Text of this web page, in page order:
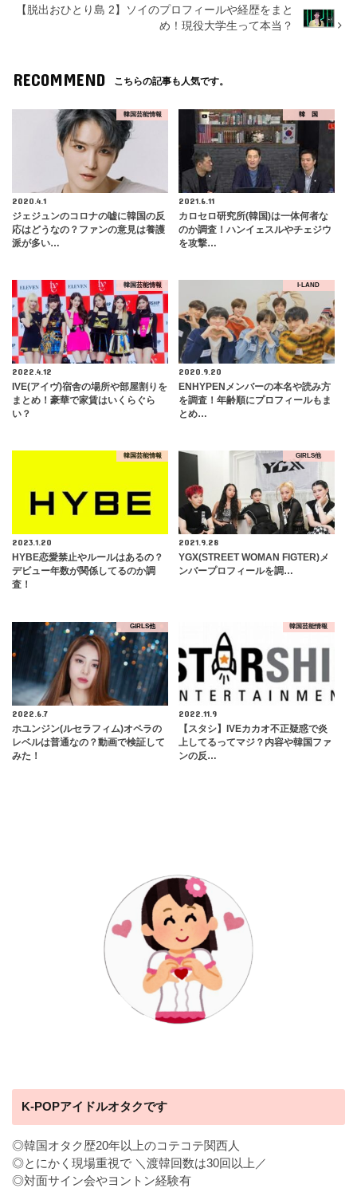
【脱出おひとり島 2】ソイのプロフィールや経歴をまと
め！現役大学生って本当？
RECOMMEND こちらの記事も人気です。
韓国芸能情報
2020.4.1
ジェジュンのコロナの嘘に韓国の反
応はどうなの？ファンの意見は養護
派が多い…
韓 国
2021.6.11
カロセロ研究所(韓国)は一体何者な
のか調査！ハンイェスルやチェジウ
を攻撃…
韓国芸能情報
2022.4.12
IVE(アイヴ)宿舎の場所や部屋割りを
まとめ！豪華で家賃はいくらぐら
い？
I-LAND
2020.9.20
ENHYPENメンバーの本名や読み方
を調査！年齢順にプロフィールもま
とめ…
韓国芸能情報
2023.1.20
HYBE恋愛禁止やルールはあるの？
デビュー年数が関係してるのか調
査！
GIRLS他
2021.9.28
YGX(STREET WOMAN FIGTER)メ
ンバープロフィールを調…
GIRLS他
2022.6.7
ホユンジン(ルセラフィム)オペラの
レベルは普通なの？動画で検証して
みた！
韓国芸能情報
2022.11.9
【スタシ】IVEカカオ不正疑惑で炎
上してるってマジ？内容や韓国ファ
ンの反…
K-POPアイドルオタクです
◎韓国オタク歴20年以上のコテコテ関西人
◎とにかく現場重視で ＼渡韓回数は30回以上／
◎対面サイン会やヨントン経験有